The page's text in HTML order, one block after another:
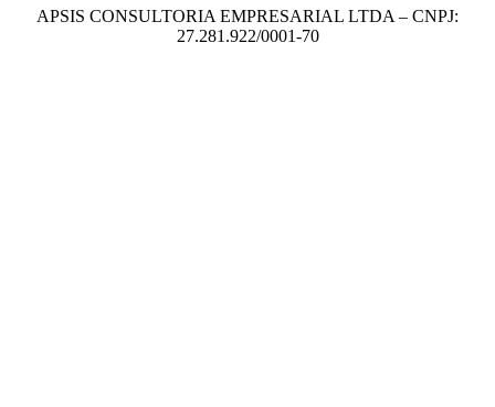
APSIS CONSULTORIA EMPRESARIAL LTDA – CNPJ:
27.281.922/0001-70